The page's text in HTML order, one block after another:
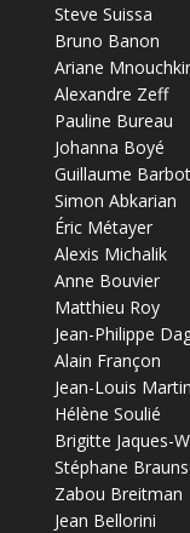
Steve Suissa
Bruno Banon
Ariane
Alexandre Zeff
Pauline Bureau
Johanna Boyé
Guillaume Barbot
Simon Abkarian
Éric Métayer
Alexis Michalik
Anne Bouvier
Matthieu Roy
Jean-Philippe
Alain Françon
Jean-Louis
Hélène Soulié
Brigitte Jaques-
Stéphane
Zabou Breitman
Jean Bellorini